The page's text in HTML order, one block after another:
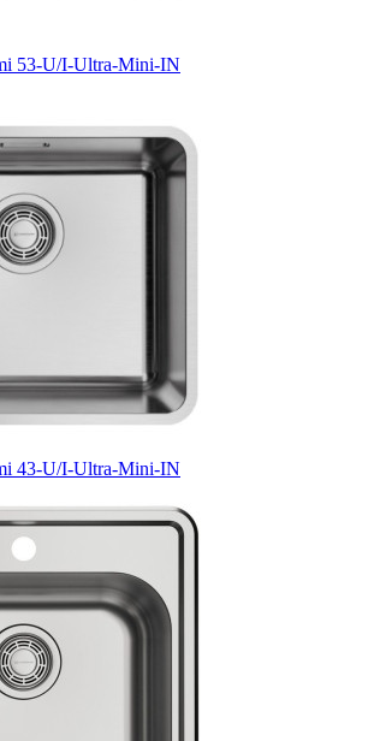
53-U/I-Ultra-Mini-IN
43-U/I-Ultra-Mini-IN